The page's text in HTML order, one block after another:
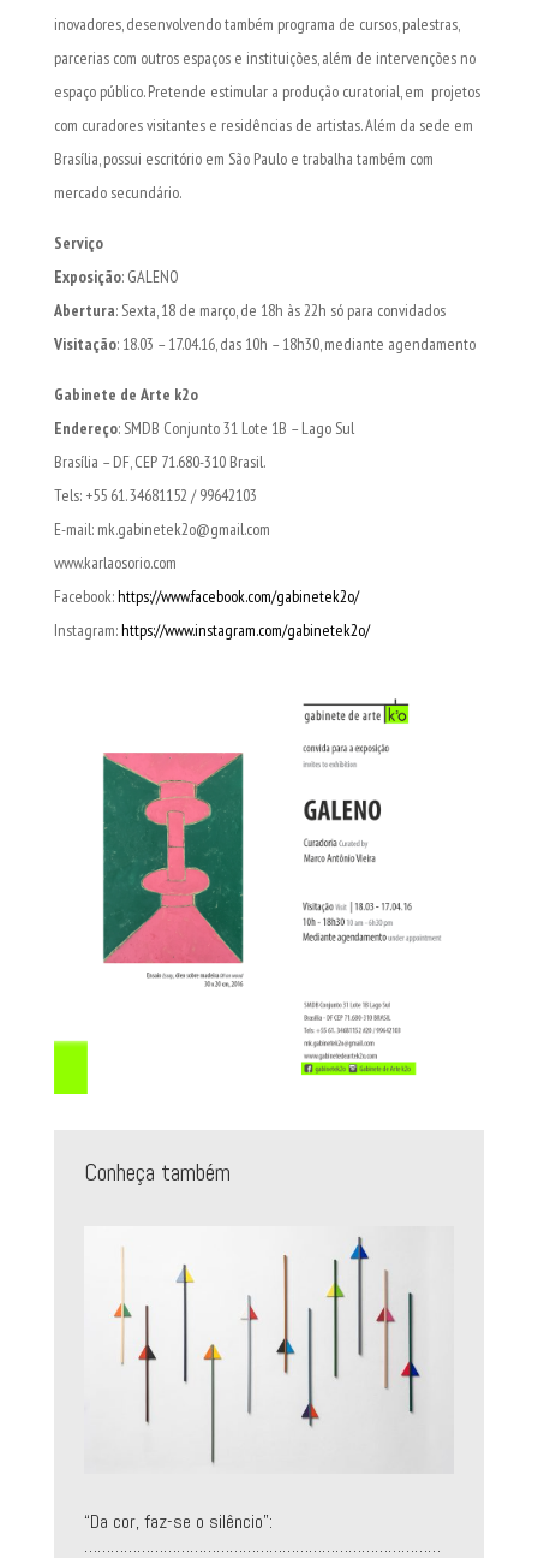
inovadores, desenvolvendo também programa de cursos, palestras,
parcerias com outros espaços e instituições, além de intervenções no
espaço público. Pretende estimular a produção curatorial, em projetos
com curadores visitantes e residências de artistas. Além da sede em
Brasília, possui escritório em São Paulo e trabalha também com
mercado secundário.
Serviço
Exposição: GALENO
Abertura: Sexta, 18 de março, de 18h às 22h só para convidados
Visitação: 18.03 – 17.04.16, das 10h – 18h30, mediante agendamento
Gabinete de Arte k2o
Endereço: SMDB Conjunto 31 Lote 1B – Lago Sul
Brasília – DF, CEP 71.680-310 Brasil.
Tels: +55 61. 34681152 / 99642103
E-mail: mk.gabinetek2o@gmail.com
www.karlaosorio.com
Facebook:https://www.facebook.com/gabinetek2o/
Instagram:https://www.instagram.com/gabinetek2o/
Conheça também
“Da cor, faz-se o silêncio”:
………………………………………………………………………